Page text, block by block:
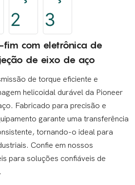
fim com eletrônica de
de eixo de aço
de torque eficiente e
helicoidal durável da Pioneer
Fabricado para precisão e
garante uma transferência
tornando-o ideal para
Confie em nossos
​​para soluções confiáveis ​​de